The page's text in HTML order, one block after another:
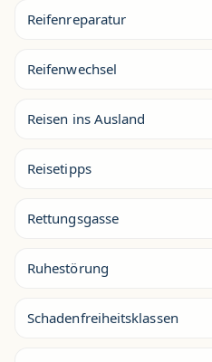
Reifenreparatur
Reifenwechsel
Reisen ins Ausland
Reisetipps
Rettungsgasse
Ruhestörung
Schadenfreiheitsklassen